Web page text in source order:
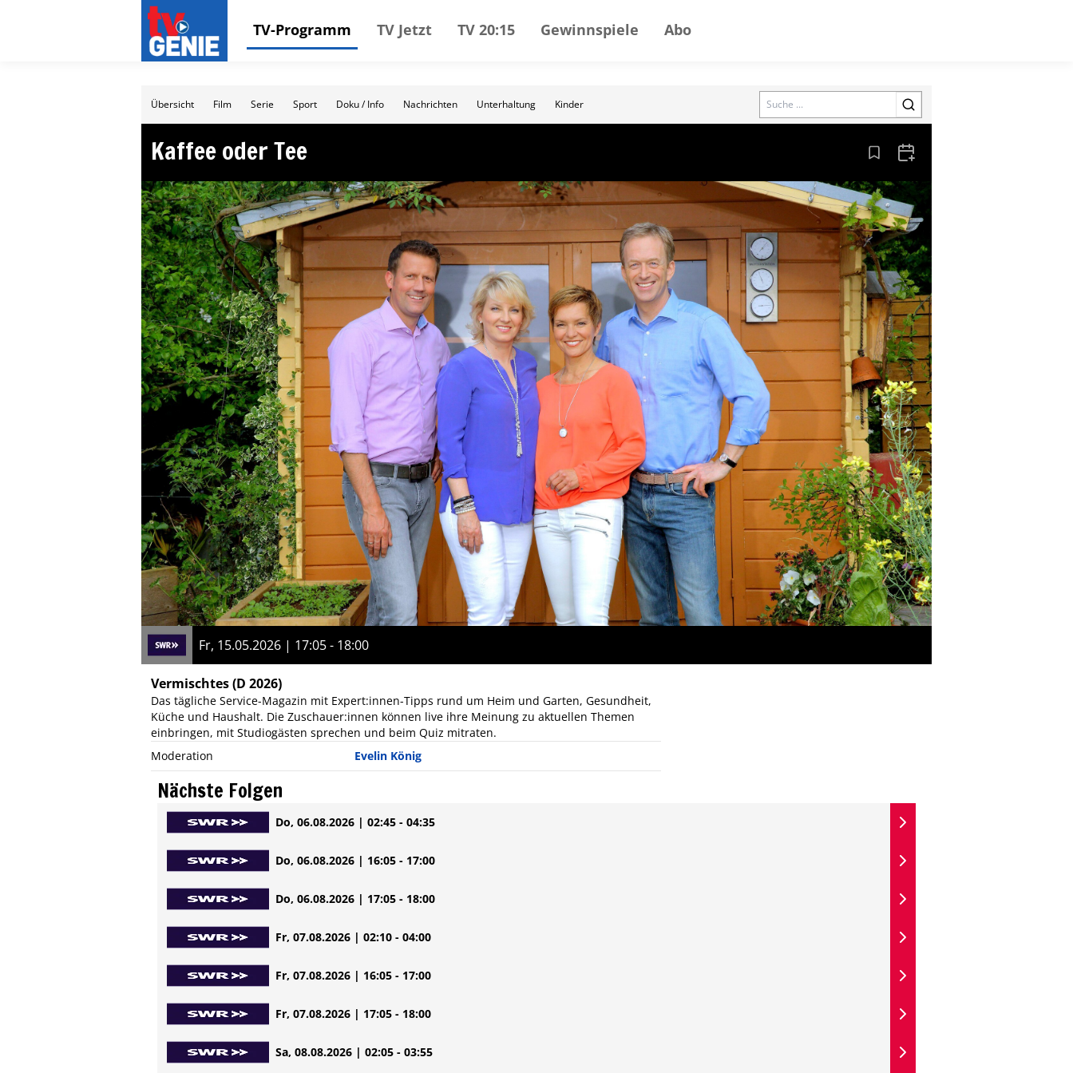
TV-Programm TV Jetzt TV 20:15 Gewinnspiele Abo
Übersicht Film Serie Sport Doku / Info Nachrichten Unterhaltung Kinder Search
Kaffee oder Tee Aus den Lesezeichen entfernen
Zum Kalender hinzufügen
Fr, 15.05.2026 | 17:05 - 18:00
Vermischtes(D 2026)
Das tägliche Service-Magazin mit Expert:innen-Tipps rund um Heim und Garten, Gesundheit,
Küche und Haushalt. Die Zuschauer:innen können live ihre Meinung zu aktuellen Themen
einbringen, mit Studiogästen sprechen und beim Quiz mitraten.
Moderation
Evelin König
Nächste Folgen
Do, 06.08.2026 | 02:45 - 04:35
Do, 06.08.2026 | 16:05 - 17:00
Do, 06.08.2026 | 17:05 - 18:00
Fr, 07.08.2026 | 02:10 - 04:00
Fr, 07.08.2026 | 16:05 - 17:00
Fr, 07.08.2026 | 17:05 - 18:00
Sa, 08.08.2026 | 02:05 - 03:55